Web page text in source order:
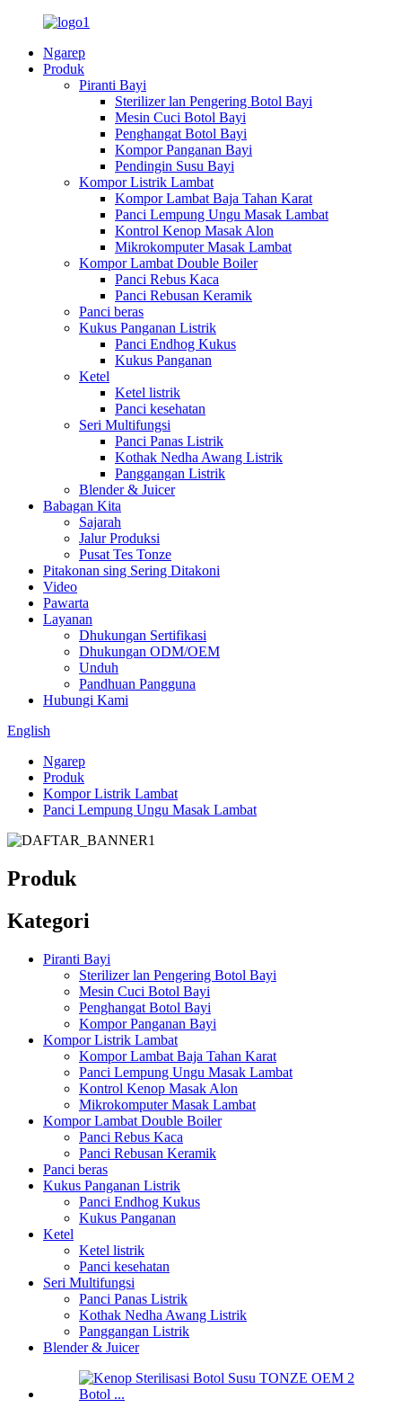
Ngarep
Produk
Piranti Bayi
Sterilizer lan Pengering Botol Bayi
Mesin Cuci Botol Bayi
Penghangat Botol Bayi
Kompor Panganan Bayi
Pendingin Susu Bayi
Kompor Listrik Lambat
Kompor Lambat Baja Tahan Karat
Panci Lempung Ungu Masak Lambat
Kontrol Kenop Masak Alon
Mikrokomputer Masak Lambat
Kompor Lambat Double Boiler
Panci Rebus Kaca
Panci Rebusan Keramik
Panci beras
Kukus Panganan Listrik
Panci Endhog Kukus
Kukus Panganan
Ketel
Ketel listrik
Panci kesehatan
Seri Multifungsi
Panci Panas Listrik
Kothak Nedha Awang Listrik
Panggangan Listrik
Blender & Juicer
Babagan Kita
Sajarah
Jalur Produksi
Pusat Tes Tonze
Pitakonan sing Sering Ditakoni
Video
Pawarta
Layanan
Dhukungan Sertifikasi
Dhukungan ODM/OEM
Unduh
Pandhuan Pangguna
Hubungi Kami
English
Ngarep
Produk
Kompor Listrik Lambat
Panci Lempung Ungu Masak Lambat
Produk
Kategori
Piranti Bayi
Sterilizer lan Pengering Botol Bayi
Mesin Cuci Botol Bayi
Penghangat Botol Bayi
Kompor Panganan Bayi
Kompor Listrik Lambat
Kompor Lambat Baja Tahan Karat
Panci Lempung Ungu Masak Lambat
Kontrol Kenop Masak Alon
Mikrokomputer Masak Lambat
Kompor Lambat Double Boiler
Panci Rebus Kaca
Panci Rebusan Keramik
Panci beras
Kukus Panganan Listrik
Panci Endhog Kukus
Kukus Panganan
Ketel
Ketel listrik
Panci kesehatan
Seri Multifungsi
Panci Panas Listrik
Kothak Nedha Awang Listrik
Panggangan Listrik
Blender & Juicer